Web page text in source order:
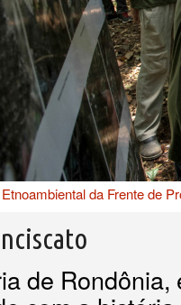
da Frente de
de